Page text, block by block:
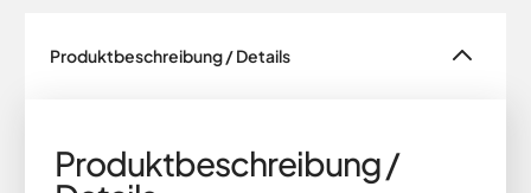
Produktbeschreibung / Details
Produktbeschreibung /